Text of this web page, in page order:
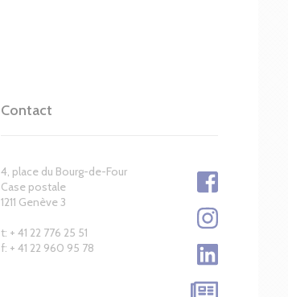
Contact
4, place du Bourg-de-Four
Case postale
1211 Genève 3
t: + 41 22 776 25 51
f: + 41 22 960 95 78